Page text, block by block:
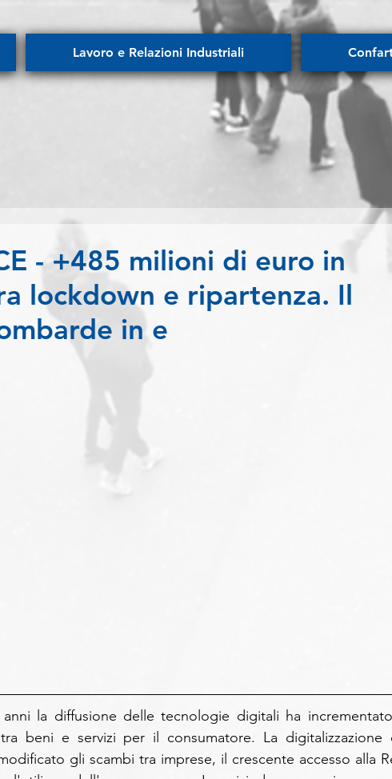
Lavoro e Relazioni Industriali
- +485 milioni di euro in
lockdown e ripartenza. Il
in e
la diffusione delle tecnologie digitali ha
beni e servizi per il consumatore. La digitalizzazione
gli scambi tra imprese, il crescente accesso alla